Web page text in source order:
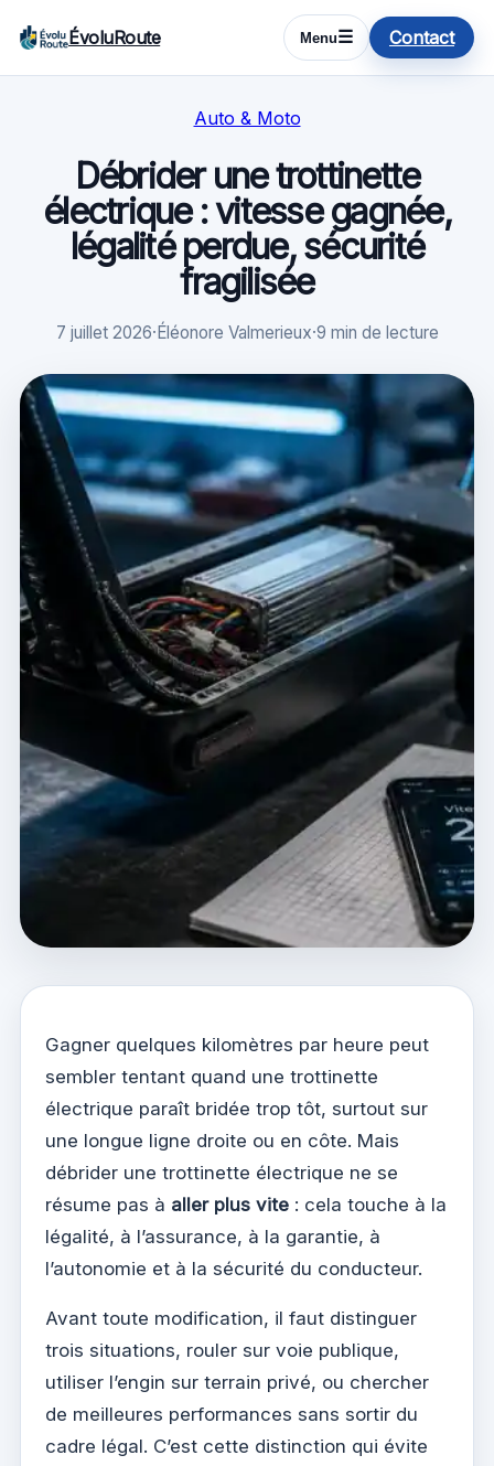
ÉvoluRoute Menu☰ Contact
Auto & Moto
Débrider une trottinette
électrique : vitesse gagnée,
légalité perdue, sécurité
fragilisée
7 juillet 2026·Éléonore Valmerieux·9 min de lecture
Gagner quelques kilomètres par heure peut
sembler tentant quand une trottinette
électrique paraît bridée trop tôt, surtout sur
une longue ligne droite ou en côte. Mais
débrider une trottinette électrique ne se
résume pas à aller plus vite : cela touche à la
légalité, à l’assurance, à la garantie, à
l’autonomie et à la sécurité du conducteur.
Avant toute modification, il faut distinguer
trois situations, rouler sur voie publique,
utiliser l’engin sur terrain privé, ou chercher
de meilleures performances sans sortir du
cadre légal. C’est cette distinction qui évite